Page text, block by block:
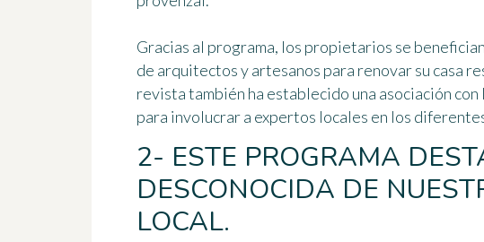
Gracias al programa, los propietarios se benefician
de arquitectos y artesanos para renovar su casa
revista también ha establecido una asociación
para involucrar a expertos locales en los
2- ESTE PROGRAMA
DESCONOCIDA DE
LOCAL.